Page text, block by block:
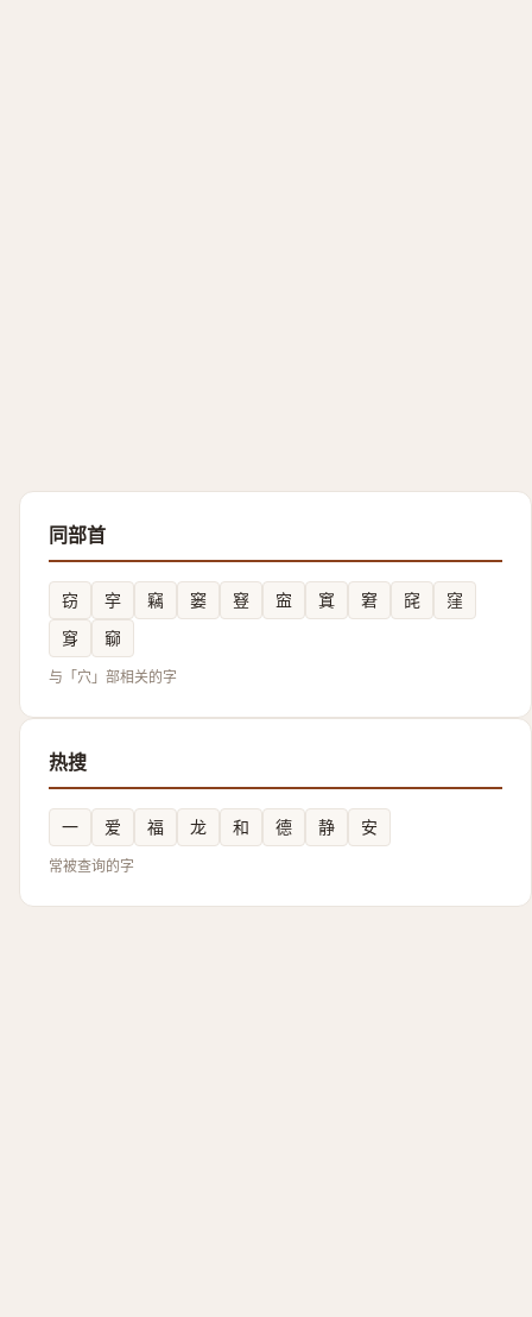
同部首
窃 穻 竊 窭 䆸 䆝 窴 窘 䆛
窪
䆤
窷
与「穴」部相关的字
热搜
一 爱 福 龙 和 德 静 安
常被查询的字